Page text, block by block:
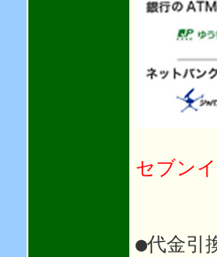
セブン
●代金引